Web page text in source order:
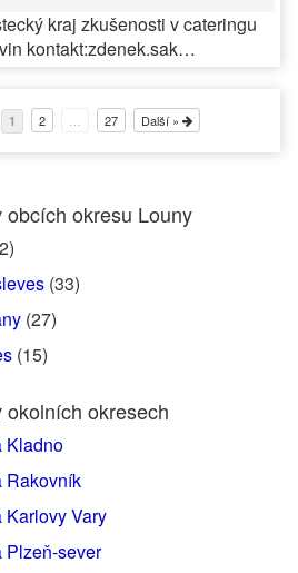
kraj zkušenosti v cateringu
kontakt:zdenek.sak…
1 2 27 Další »
okresu Louny
(33)
(27)
(15)
okresech
Kladno
Rakovník
Karlovy Vary
Plzeň-sever